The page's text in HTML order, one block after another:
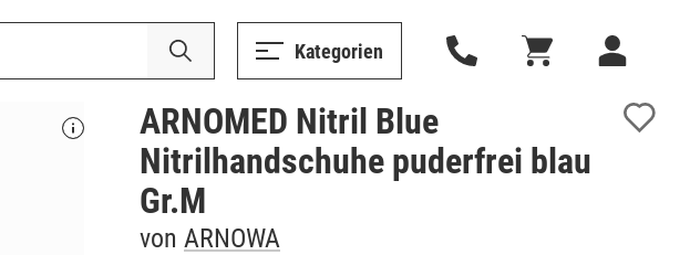
Kategorien
ARNOMED Nitril Blue
Nitrilhandschuhe puderfrei blau
Gr.M
von ARNOWA